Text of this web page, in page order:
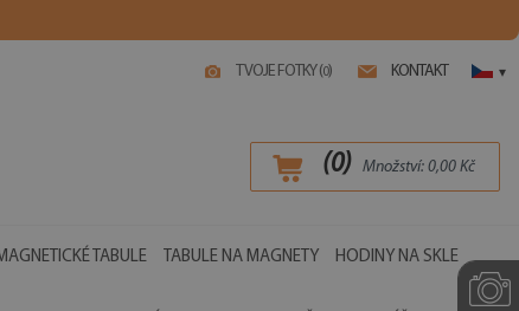
TVOJE FOTKY (0) KONTAKT ▾
(0) Množství: 0,00 Kč
TABULE TABULE NA MAGNETY HODINY NA SKLE